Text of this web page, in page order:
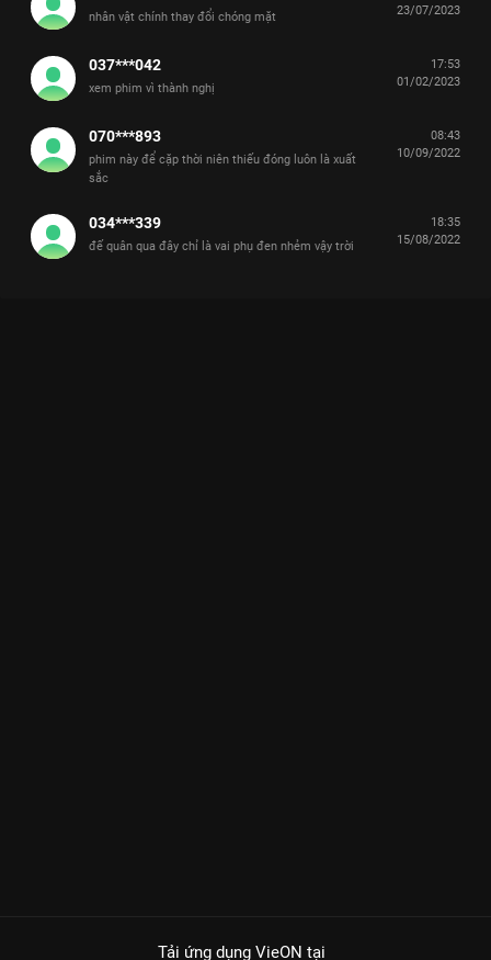
nhân vật chính thay đổi chóng mặt
23/07/2023
037***042
xem phim vì thành nghị
17:53
01/02/2023
070***893
phim này để cặp thời niên thiếu đóng luôn là xuất
sắc
08:43
10/09/2022
034***339
đế quân qua đây chỉ là vai phụ đen nhẻm vậy trời
18:35
15/08/2022
Tải ứng dụng VieON tại